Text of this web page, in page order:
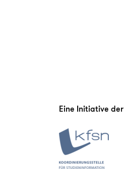
Eine Initiative der